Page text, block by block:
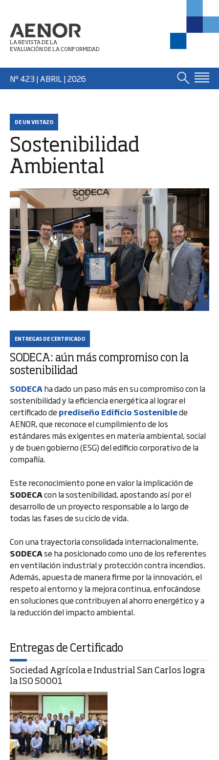
LA REVISTA DE LA
EVALUACIÓN DE LA CONFORMIDAD
Nº 423 | ABRIL| 2026
DE UN VISTAZO
Sostenibilidad
Ambiental
ENTREGAS DE CERTIFICADO
SODECA: aún más compromiso con la
sostenibilidad
SODECAha dado un paso más en su compromiso con la
sostenibilidad y la eficiencia energética al lograr el
certificado deprediseño Edificio Sosteniblede
AENOR, que reconoce el cumplimiento de los
estándares más exigentes en materia ambiental, social
y de buen gobierno (ESG) del edificio corporativo de la
compañía.
Este reconocimiento pone en valor la implicación de
SODECAcon la sostenibilidad, apostando así por el
desarrollo de un proyecto responsable a lo largo de
todas las fases de su ciclo de vida.
Con una trayectoria consolidada internacionalmente,
SODECAse ha posicionado como uno de los referentes
en ventilación industrial y protección contra incendios.
Además, apuesta de manera firme por la innovación, el
respeto al entorno y la mejora continua, enfocándose
en soluciones que contribuyen al ahorro energético y a
la reducción del impacto ambiental.
Entregas de Certificado
Sociedad Agrícola e Industrial San Carlos logra
la ISO 50001